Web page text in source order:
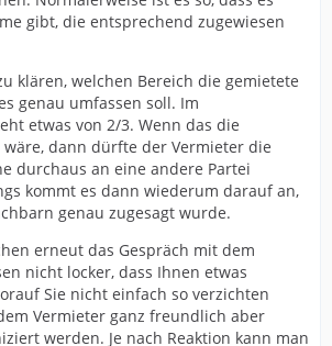
gibt, die entsprechend zugewiesen
klären, welchen Bereich die gemietete
genau umfassen soll. Im
etwas von 2/3. Wenn das die
dann dürfte der Vermieter die
durchaus an eine andere Partei
kommt es dann wiederum darauf an,
genau zugesagt wurde.
erneut das Gespräch mit dem
nicht locker, dass Ihnen etwas
Sie nicht einfach so verzichten
Vermieter ganz freundlich aber
werden. Je nach Reaktion kann man